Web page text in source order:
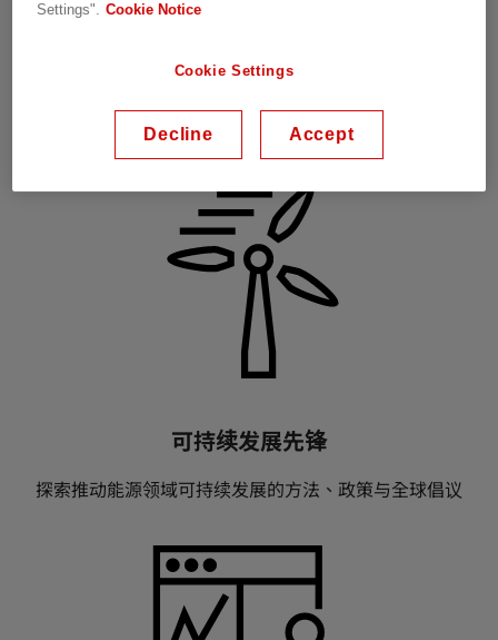
高压入门
学习高压技术与系统的基础知识
可持续发展先锋
探索推动能源领域可持续发展的方法、政策与全球倡议
Settings". Cookie Notice
Cookie Settings
Decline Accept